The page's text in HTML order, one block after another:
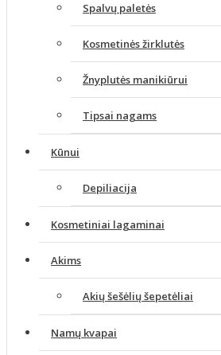
Spalvų paletės
Kosmetinės žirklutės
Žnyplutės manikiūrui
Tipsai nagams
Kūnui
Depiliacija
Kosmetiniai lagaminai
Akims
Akių šešėlių šepetėliai
Namų kvapai